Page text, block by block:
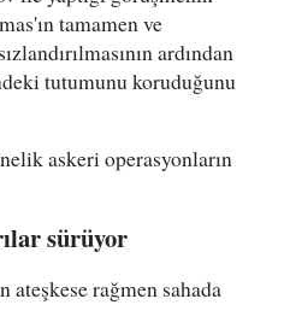
tamamen ve
ardından
tutumunu koruduğunu
askeri operasyonların
sürüyor
rağmen sahada